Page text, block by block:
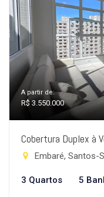
A partir de:
R$ 3.550.000
Cobertura Duplex à
Embaré, Santos-
3 Quartos 5